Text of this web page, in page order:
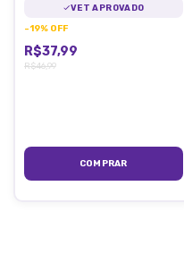
VET APROVADO
-19% OFF
R$37,99
R$46,99